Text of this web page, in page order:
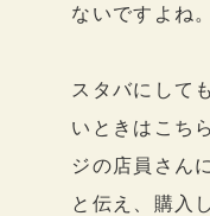
ないですよね。
スタバにして
いときはこち
ジの店員さん
と伝え、購入